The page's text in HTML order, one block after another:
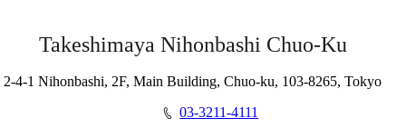
Takeshimaya Nihonbashi Chuo-Ku
2-4-1 Nihonbashi, 2F, Main Building, Chuo-ku, 103-8265, Tokyo
03-3211-4111